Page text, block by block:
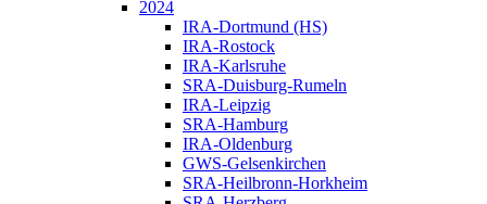
2024
IRA-Dortmund (HS)
IRA-Rostock
IRA-Karlsruhe
SRA-Duisburg-Rumeln
IRA-Leipzig
SRA-Hamburg
IRA-Oldenburg
GWS-Gelsenkirchen
SRA-Heilbronn-Horkheim